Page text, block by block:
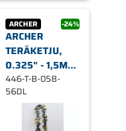
ARCHER -24%
ARCHER
TERÄKETJU,
0.325" - 1,5MM
- 56L , SEMI-
CHISEL
LEIKKUUHAMPAAT,
TITANIUM
446-T-B-058-
56DL